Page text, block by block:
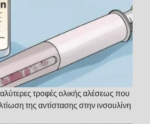
τροφές ολικής αλέσεως που
της αντίστασης στην ινσουλίνη